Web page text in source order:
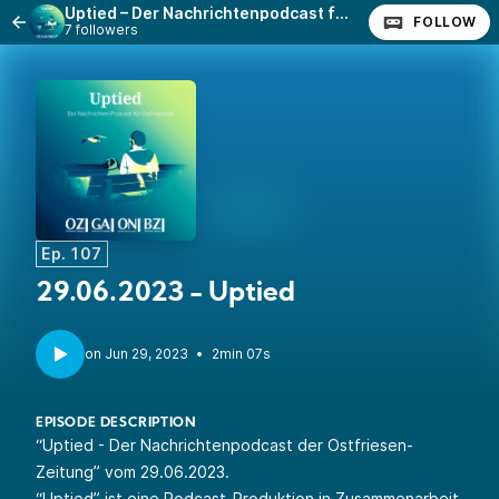
Uptied – Der Nachrichtenpodcast für Ostfriesland
7 followers FOLLOW
Ep. 107
29.06.2023 - Uptied
• 2min 07s
EPISODE DESCRIPTION
“Uptied - Der Nachrichtenpodcast der Ostfriesen-
Zeitung” vom 29.06.2023.